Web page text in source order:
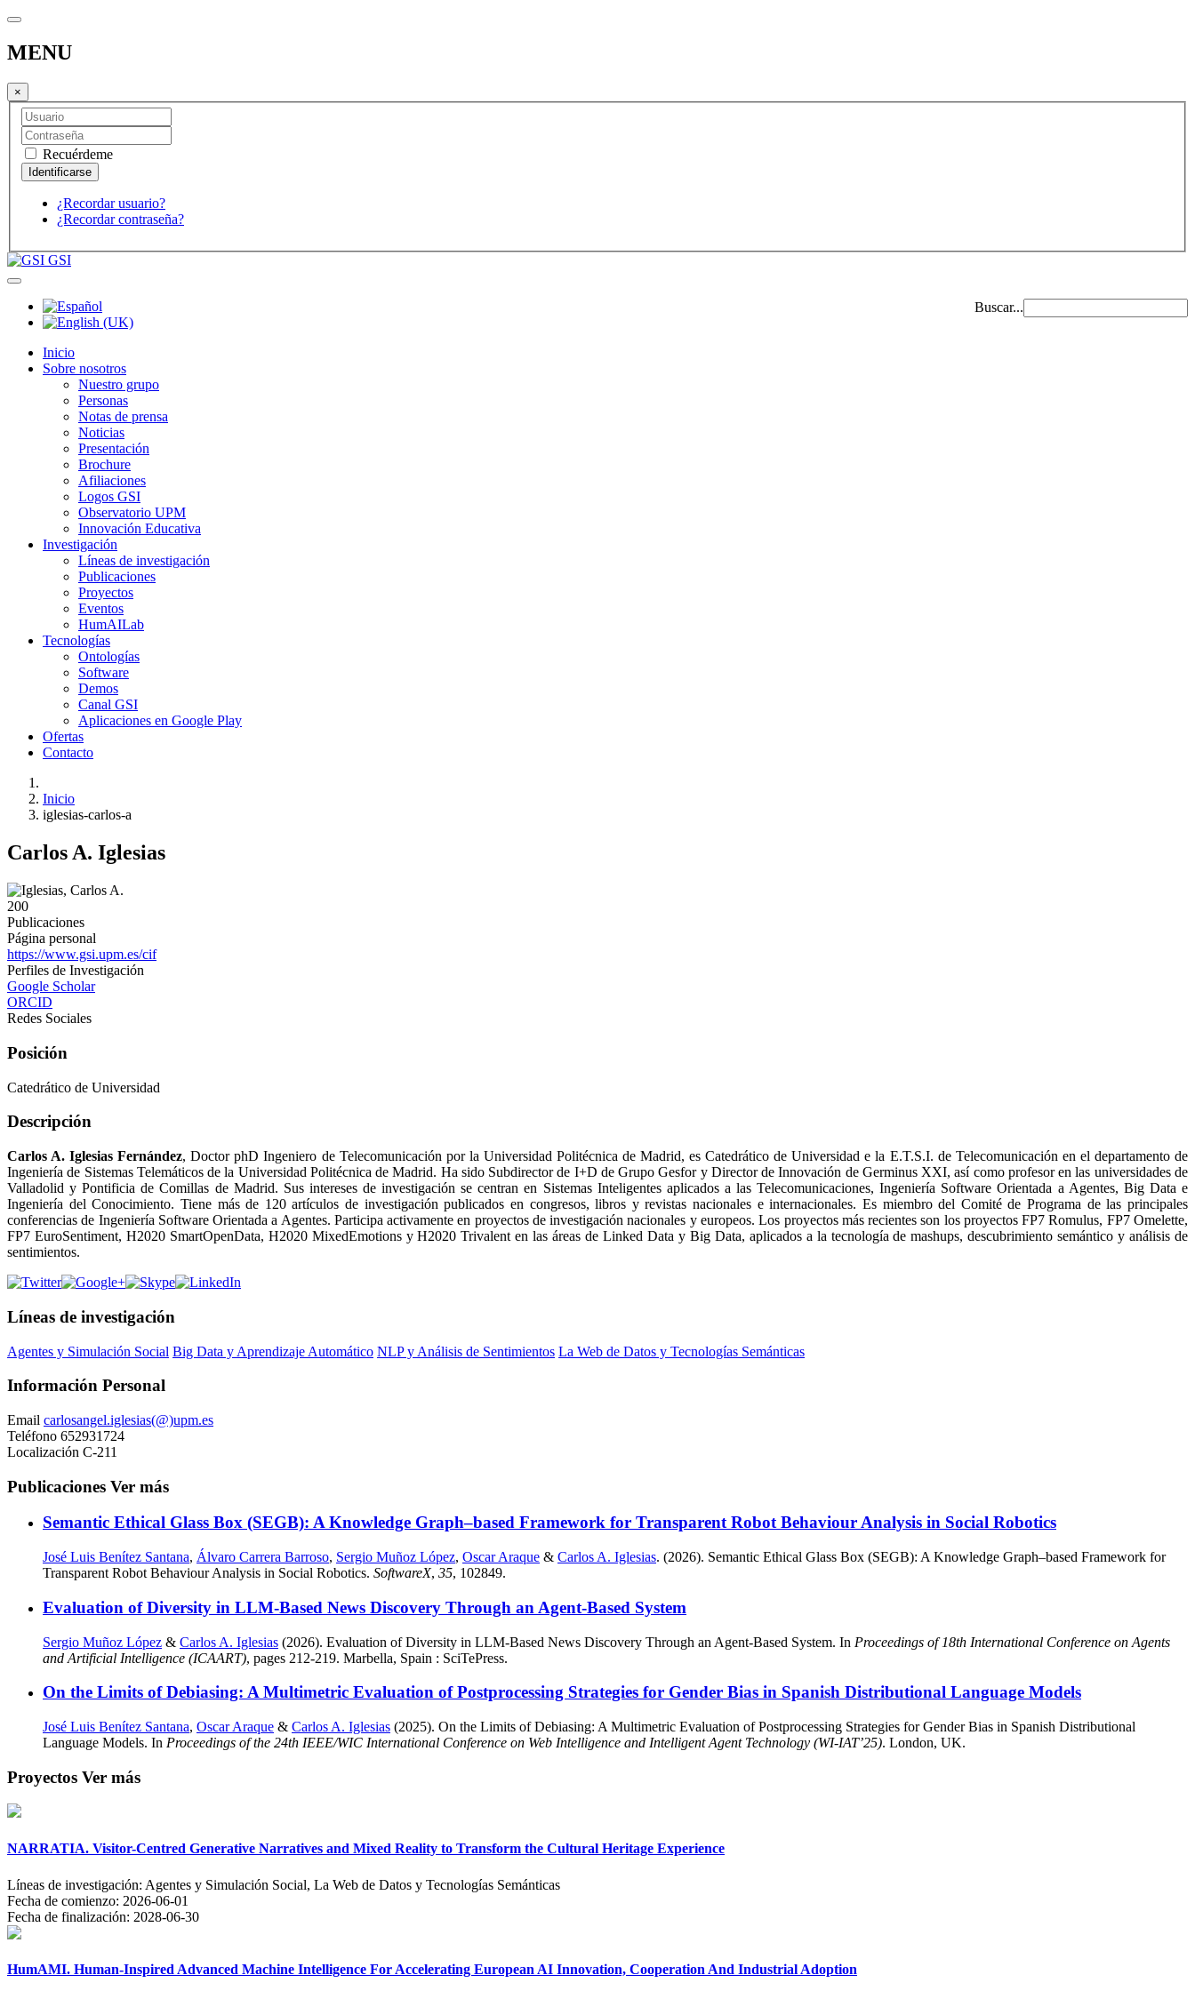
MENU
×
Recuérdeme
¿Recordar usuario?
¿Recordar contraseña?
GSI
Buscar...
Inicio
Sobre nosotros
Nuestro grupo
Personas
Notas de prensa
Noticias
Presentación
Brochure
Afiliaciones
Logos GSI
Observatorio UPM
Innovación Educativa
Investigación
Líneas de investigación
Publicaciones
Proyectos
Eventos
HumAILab
Tecnologías
Ontologías
Software
Demos
Canal GSI
Aplicaciones en Google Play
Ofertas
Contacto
Inicio
iglesias-carlos-a
Carlos A. Iglesias
200
Publicaciones
Página personal
https://www.gsi.upm.es/cif
Perfiles de Investigación
Google Scholar
ORCID
Redes Sociales
Posición
Catedrático de Universidad
Descripción
Carlos A. Iglesias Fernández, Doctor phD Ingeniero de Telecomunicación por la Universidad Politécnica de Madrid, es Catedrático de Universidad e la E.T.S.I. de Telecomunicación en el departamento de
Ingeniería de Sistemas Telemáticos de la Universidad Politécnica de Madrid. Ha sido Subdirector de I+D de Grupo Gesfor y Director de Innovación de Germinus XXI, así como profesor en las universidades de
Valladolid y Pontificia de Comillas de Madrid. Sus intereses de investigación se centran en Sistemas Inteligentes aplicados a las Telecomunicaciones, Ingeniería Software Orientada a Agentes, Big Data e
Ingeniería del Conocimiento. Tiene más de 120 artículos de investigación publicados en congresos, libros y revistas nacionales e internacionales. Es miembro del Comité de Programa de las principales
conferencias de Ingeniería Software Orientada a Agentes. Participa activamente en proyectos de investigación nacionales y europeos. Los proyectos más recientes son los proyectos FP7 Romulus, FP7 Omelette,
FP7 EuroSentiment, H2020 SmartOpenData, H2020 MixedEmotions y H2020 Trivalent en las áreas de Linked Data y Big Data, aplicados a la tecnología de mashups, descubrimiento semántico y análisis de
sentimientos.
Líneas de investigación
Agentes y Simulación Social Big Data y Aprendizaje Automático NLP y Análisis de Sentimientos La Web de Datos y Tecnologías Semánticas
Información Personal
Email carlosangel.iglesias(@)upm.es
Teléfono 652931724
Localización C-211
Publicaciones Ver más
Semantic Ethical Glass Box (SEGB): A Knowledge Graph–based Framework for Transparent Robot Behaviour Analysis in Social Robotics
José Luis Benítez Santana, Álvaro Carrera Barroso, Sergio Muñoz López, Oscar Araque & Carlos A. Iglesias. (2026). Semantic Ethical Glass Box (SEGB): A Knowledge Graph–based Framework for
Transparent Robot Behaviour Analysis in Social Robotics. SoftwareX, 35, 102849.
Evaluation of Diversity in LLM-Based News Discovery Through an Agent-Based System
Sergio Muñoz López & Carlos A. Iglesias (2026). Evaluation of Diversity in LLM-Based News Discovery Through an Agent-Based System. In Proceedings of 18th International Conference on Agents
and Artificial Intelligence (ICAART), pages 212-219. Marbella, Spain : SciTePress.
On the Limits of Debiasing: A Multimetric Evaluation of Postprocessing Strategies for Gender Bias in Spanish Distributional Language Models
José Luis Benítez Santana, Oscar Araque & Carlos A. Iglesias (2025). On the Limits of Debiasing: A Multimetric Evaluation of Postprocessing Strategies for Gender Bias in Spanish Distributional
Language Models. In Proceedings of the 24th IEEE/WIC International Conference on Web Intelligence and Intelligent Agent Technology (WI-IAT’25). London, UK.
Proyectos Ver más
NARRATIA. Visitor-Centred Generative Narratives and Mixed Reality to Transform the Cultural Heritage Experience
Líneas de investigación: Agentes y Simulación Social, La Web de Datos y Tecnologías Semánticas
Fecha de comienzo: 2026-06-01
Fecha de finalización: 2028-06-30
HumAMI. Human-Inspired Advanced Machine Intelligence For Accelerating European AI Innovation, Cooperation And Industrial Adoption